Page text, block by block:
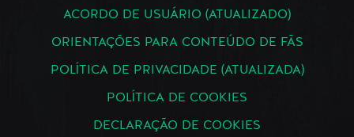
ACORDO DE USUÁRIO (ATUALIZADO)
ORIENTAÇÕES PARA CONTEÚDO DE FÃS
POLÍTICA DE PRIVACIDADE (ATUALIZADA)
POLÍTICA DE COOKIES
DECLARAÇÃO DE COOKIES